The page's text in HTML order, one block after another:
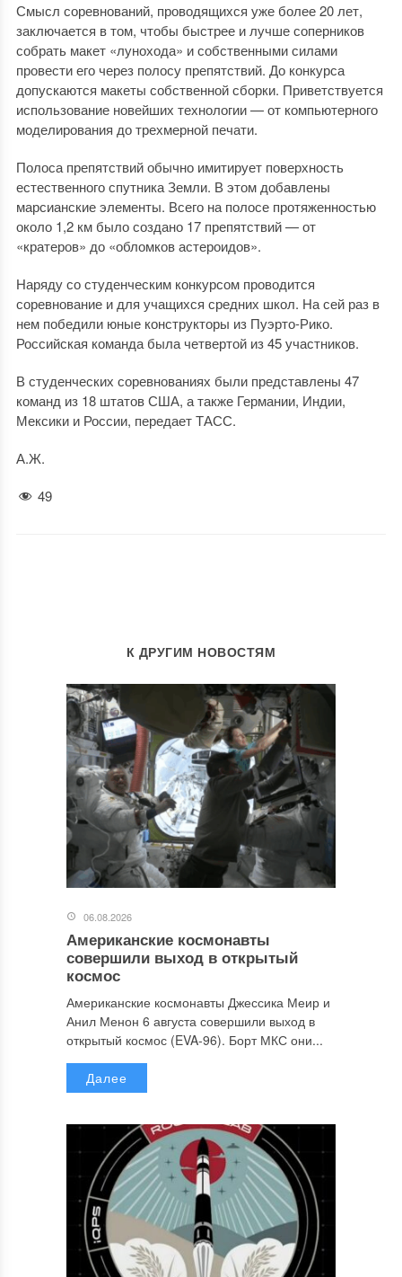
Смысл соревнований, проводящихся уже более 20 лет,
заключается в том, чтобы быстрее и лучше соперников
собрать макет «лунохода» и собственными силами
провести его через полосу препятствий. До конкурса
допускаются макеты собственной сборки. Приветствуется
использование новейших технологии — от компьютерного
моделирования до трехмерной печати.
Полоса препятствий обычно имитирует поверхность
естественного спутника Земли. В этом добавлены
марсианские элементы. Всего на полосе протяженностью
около 1,2 км было создано 17 препятствий — от
«кратеров» до «обломков астероидов».
Наряду со студенческим конкурсом проводится
соревнование и для учащихся средних школ. На сей раз в
нем победили юные конструкторы из Пуэрто-Рико.
Российская команда была четвертой из 45 участников.
В студенческих соревнованиях были представлены 47
команд из 18 штатов США, а также Германии, Индии,
Мексики и России, передает ТАСС.
А.Ж.
49
К ДРУГИМ НОВОСТЯМ
06.08.2026
Американские космонавты
совершили выход в открытый
космос
Американские космонавты Джессика Меир и
Анил Менон 6 августа совершили выход в
открытый космос (EVA-96). Борт МКС они...
Далее